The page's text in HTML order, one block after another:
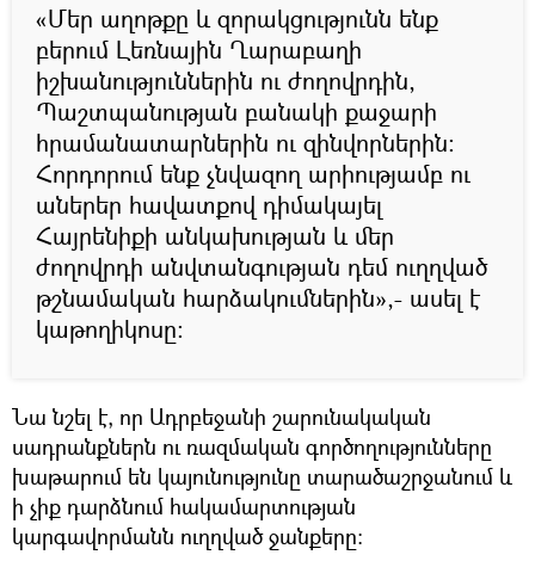
«Մեր աղոթքը և զորակցությունն ենք
բերում Լեռնային Ղարաբաղի
իշխանություններին ու ժողովրդին,
Պաշտպանության բանակի քաջարի
հրամանատարներին ու զինվորներին:
Հորդորում ենք չնվազող արիությամբ ու
աներեր հավատքով դիմակայել
Հայրենիքի անկախության և մեր
ժողովրդի անվտանգության դեմ ուղղված
թշնամական հարձակումներին»,- ասել է
կաթողիկոսը:
Նա նշել է, որ Ադրբեջանի շարունակական
սադրանքներն ու ռազմական գործողությունները
խաթարում են կայունությունը տարածաշրջանում և
ի չիք դարձնում հակամարտության
կարգավորմանն ուղղված ջանքերը: